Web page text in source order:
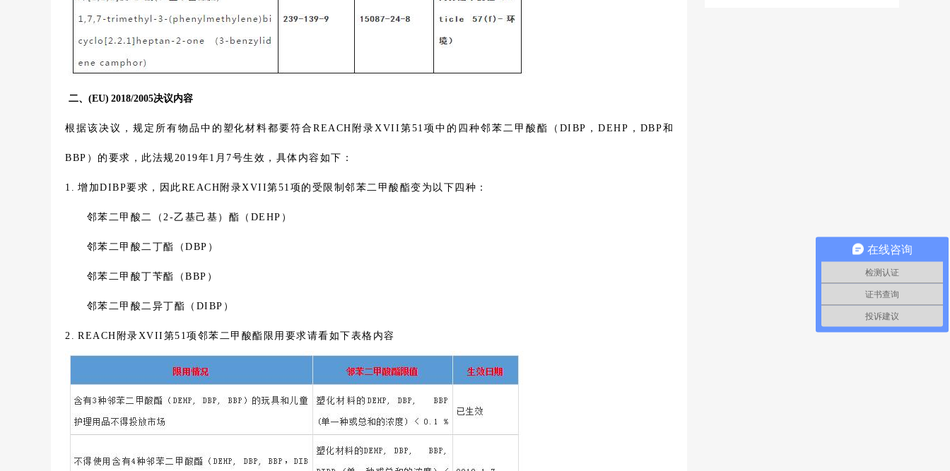
二、 (EU) 2018/2005决议内容
根据该决议，规定所有物品中的塑化材料都要符合REACH附录XVII第51项中的四种邻苯二甲酸酯（DIBP，DEHP，DBP和
BBP）的要求，此法规2019年1月7号生效，具体内容如下：
1. 增加DIBP要求，因此REACH附录XVII第51项的受限制邻苯二甲酸酯变为以下四种：
邻苯二甲酸二（2-乙基己基）酯（DEHP）
邻苯二甲酸二丁酯（DBP）
邻苯二甲酸丁苄酯（BBP）
邻苯二甲酸二异丁酯（DIBP）
2. REACH附录XVII第51项邻苯二甲酸酯限用要求请看如下表格内容
在线咨询
检测认证
证书查询
投诉建议